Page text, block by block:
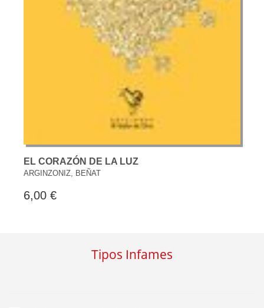
EL CORAZÓN DE LA LUZ
ARGINZONIZ, BEÑAT
6,00 €
Tipos Infames